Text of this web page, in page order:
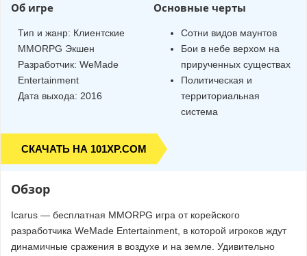
Об игре
Тип и жанр: Клиентские
MMORPG Экшен
Разработчик: WeMade
Entertainment
Дата выхода: 2016
Основные черты
Сотни видов маунтов
Бои в небе верхом на
прирученных существах
Политическая и
территориальная
система
СКАЧАТЬ НА 101XP.COM
Обзор
Icarus — бесплатная MMORPG игра от корейского
разработчика WeMade Entertainment, в которой игроков ждут
динамичные сражения в воздухе и на земле. Удивительно